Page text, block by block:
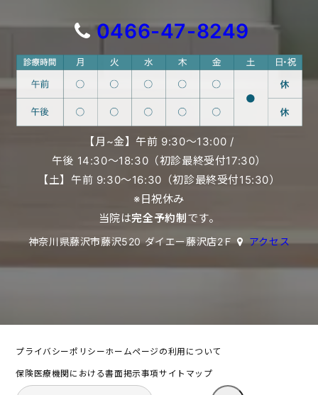
0466-47-8249
【月~金】午前 9:30〜13:00 /
午後 14:30〜18:30（初診最終受付17:30）
【土】午前 9:30〜16:30（初診最終受付15:30）
※日祝休み
当院は完全予約制です。
神奈川県藤沢市藤沢520 ダイエー藤沢店2Ｆ アクセス
プライバシーポリシーホームページの利用について
保険医療機関における書面掲示事項サイトマップ